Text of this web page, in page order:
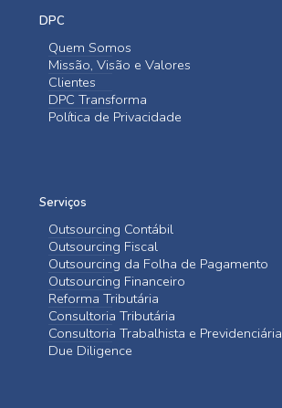
DPC
Quem Somos
Missão, Visão e Valores
Clientes
DPC Transforma
Política de Privacidade
Serviços
Outsourcing Contábil
Outsourcing Fiscal
Outsourcing da Folha de Pagamento
Outsourcing Financeiro
Reforma Tributária
Consultoria Tributária
Consultoria Trabalhista e Previdenciária
Due Diligence